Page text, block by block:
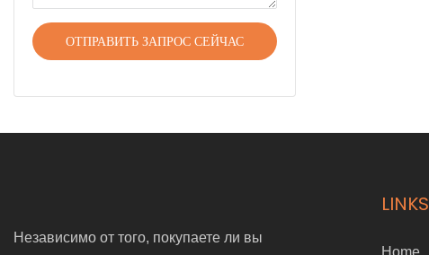
ОТПРАВИТЬ ЗАПРОС СЕЙЧАС
Независимо от того, покупаете ли вы
LINKS